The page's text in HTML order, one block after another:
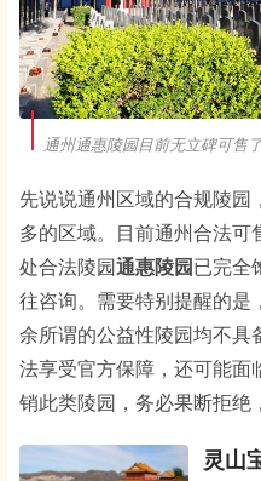
通州通惠陵园目前无立碑可售
先说说通州区域的合规陵园
多的区域。目前通州合法可
处合法陵园通惠陵园 已完全
往咨询。需要特别提醒的是
余所谓的公益性陵园均不具
法享受官方保障，还可能面
销此类陵园，务必果断拒绝
灵山